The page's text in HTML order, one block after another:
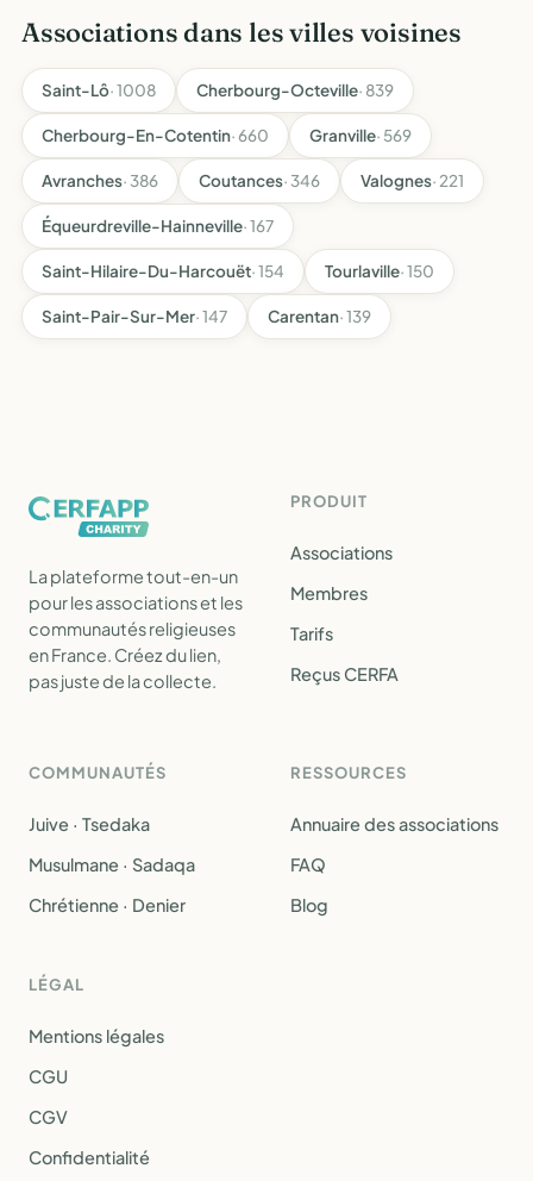
Associations dans les villes voisines
Saint-Lô· 1008 Cherbourg-Octeville· 839
Cherbourg-En-Cotentin· 660 Granville· 569
Avranches· 386 Coutances· 346 Valognes· 221
Équeurdreville-Hainneville· 167
Saint-Hilaire-Du-Harcouët· 154 Tourlaville· 150
Saint-Pair-Sur-Mer· 147 Carentan· 139
La plateforme tout-en-un
pour les associations et les
communautés religieuses
en France. Créez du lien,
pas juste de la collecte.
PRODUIT
Associations
Membres
Tarifs
Reçus CERFA
COMMUNAUTÉS
Juive · Tsedaka
Musulmane · Sadaqa
Chrétienne · Denier
RESSOURCES
Annuaire des associations
FAQ
Blog
LÉGAL
Mentions légales
CGU
CGV
Confidentialité